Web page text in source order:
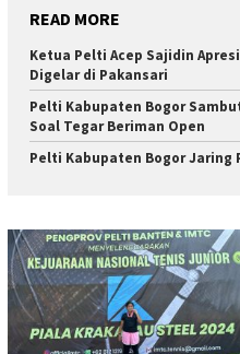
READ MORE
Ketua Pelti Acep Sajidin
Digelar di Pakansari
Pelti Kabupaten Bogor
Soal Tegar Beriman Open
Pelti Kabupaten Bogor Jaring